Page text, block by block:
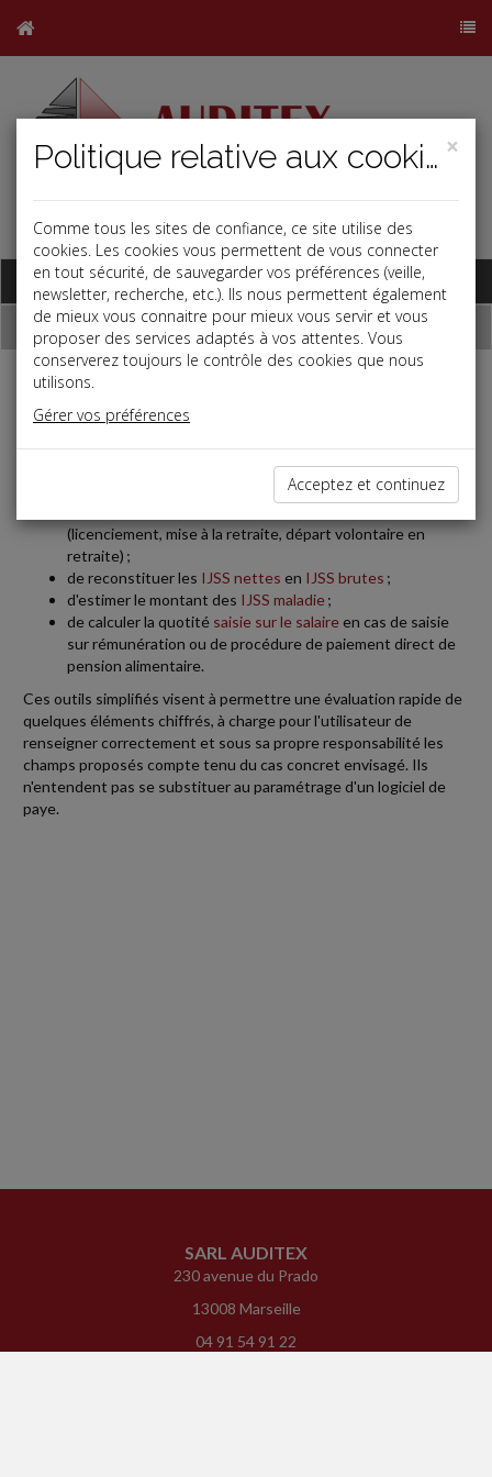
j
Base documentaire
Outils de calcul
Outils de calcul :
(licenciement, mise à la retraite, départ volontaire en
retraite) ;
de reconstituer les IJSS nettes en IJSS brutes ;
d'estimer le montant des IJSS maladie;
de calculer la quotité saisie sur le salaire en cas de saisie
sur rémunération ou de procédure de paiement direct de
pension alimentaire.
Ces outils simplifiés visent à permettre une évaluation rapide de
quelques éléments chiffrés, à charge pour l'utilisateur de
renseigner correctement et sous sa propre responsabilité les
champs proposés compte tenu du cas concret envisagé. Ils
n'entendent pas se substituer au paramétrage d'un logiciel de
paye.
SARL AUDITEX
230 avenue du Prado
13008 Marseille
04 91 54 91 22
×
Politique relative aux cookies
Comme tous les sites de confiance, ce site utilise des
cookies. Les cookies vous permettent de vous connecter
en tout sécurité, de sauvegarder vos préférences (veille,
newsletter, recherche, etc.). Ils nous permettent également
de mieux vous connaitre pour mieux vous servir et vous
proposer des services adaptés à vos attentes. Vous
conserverez toujours le contrôle des cookies que nous
utilisons.
Gérer vos préférences
Acceptez et continuez